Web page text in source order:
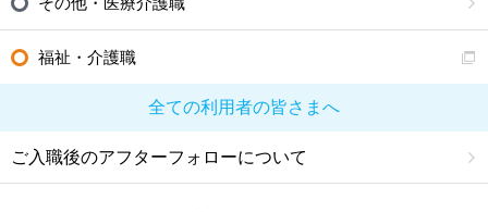
福祉・介護職
全ての利用者の皆さまへ
ご入職後のアフターフォローについて